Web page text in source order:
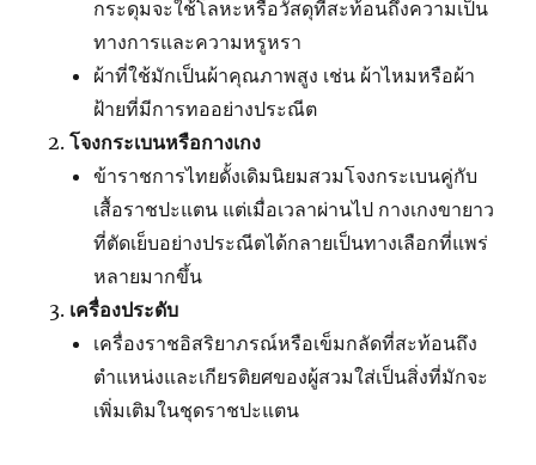
กระดุมจะใช้โลหะหรือวัสดุที่สะท้อนถึงความเป็น
ทางการและความหรูหรา
ผ้าที่ใช้มักเป็นผ้าคุณภาพสูง เช่น ผ้าไหมหรือผ้า
ฝ้ายที่มีการทออย่างประณีต
โจงกระเบนหรือกางเกง
ข้าราชการไทยดั้งเดิมนิยมสวมโจงกระเบนคู่กับ
เสื้อราชปะแตน แต่เมื่อเวลาผ่านไป กางเกงขายาว
ที่ตัดเย็บอย่างประณีตได้กลายเป็นทางเลือกที่แพร่
หลายมากขึ้น
เครื่องประดับ
เครื่องราชอิสริยาภรณ์หรือเข็มกลัดที่สะท้อนถึง
ตำแหน่งและเกียรติยศของผู้สวมใส่เป็นสิ่งที่มักจะ
เพิ่มเติมในชุดราชปะแตน